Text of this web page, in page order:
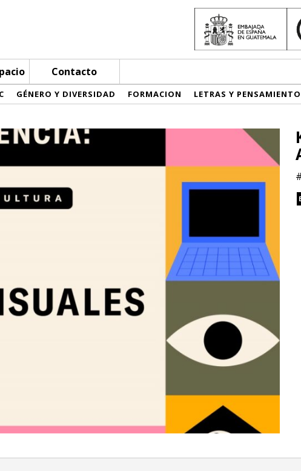
Contacto
GÉNERO Y DIVERSIDAD FORMACION LETRAS Y PENSAMIENTO